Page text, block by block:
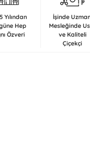
Yılından
Hep
Özveri
İşinde
Mesleğinde
ve Kaliteli
Çiçekçi